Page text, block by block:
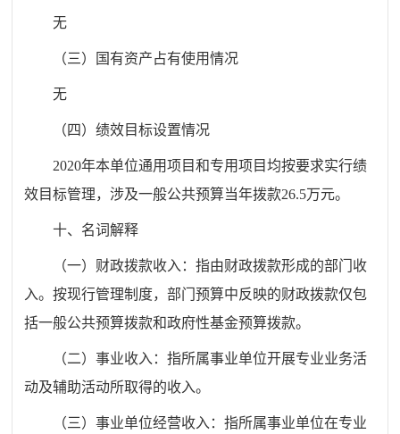
无
（三）国有资产占有使用情况
无
（四）绩效目标设置情况
2020年本单位通用项目和专用项目均按要求实行绩
效目标管理，涉及一般公共预算当年拨款26.5万元。
十、名词解释
（一）财政拨款收入：指由财政拨款形成的部门收
入。按现行管理制度，部门预算中反映的财政拨款仅包
括一般公共预算拨款和政府性基金预算拨款。
（二）事业收入：指所属事业单位开展专业业务活
动及辅助活动所取得的收入。
（三）事业单位经营收入：指所属事业单位在专业